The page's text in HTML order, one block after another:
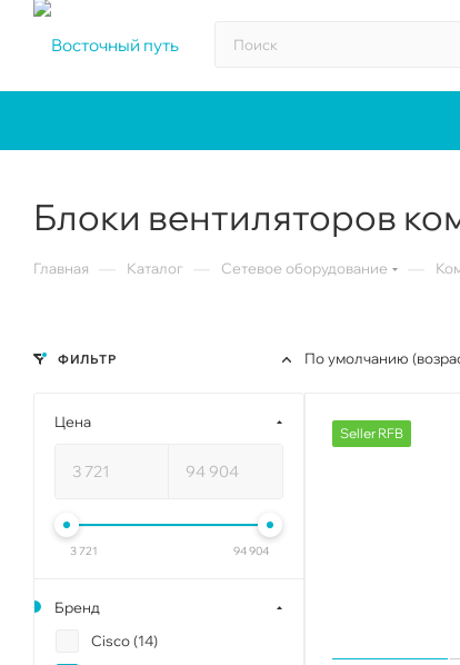
Блоки вентиляторов
Главная Каталог Сетевое оборудование
По умолчанию
Seller RFB
ФИЛЬТР
Цена
3 721 94 904
Бренд
Cisco (14)